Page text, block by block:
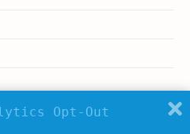
Opt-Out